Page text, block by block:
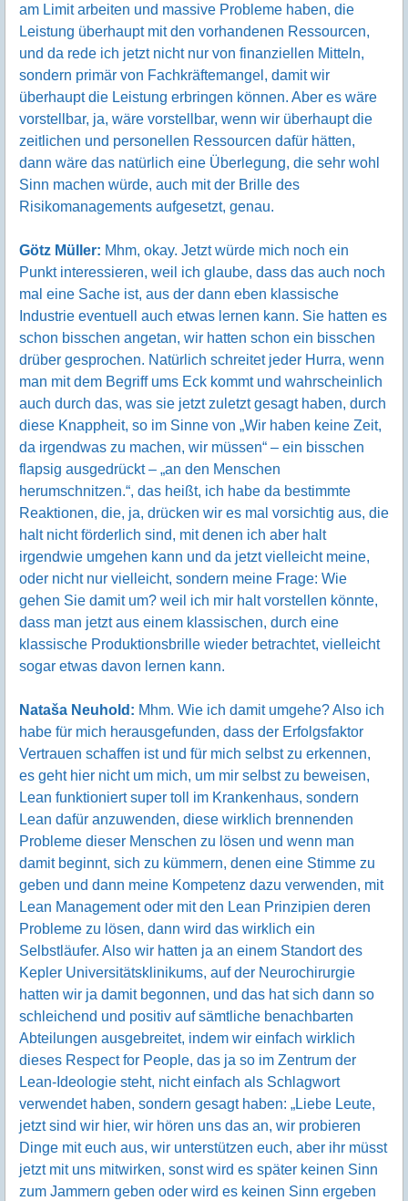
am Limit arbeiten und massive Probleme haben, die
Leistung überhaupt mit den vorhandenen Ressourcen,
und da rede ich jetzt nicht nur von finanziellen Mitteln,
sondern primär von Fachkräftemangel, damit wir
überhaupt die Leistung erbringen können. Aber es wäre
vorstellbar, ja, wäre vorstellbar, wenn wir überhaupt die
zeitlichen und personellen Ressourcen dafür hätten,
dann wäre das natürlich eine Überlegung, die sehr wohl
Sinn machen würde, auch mit der Brille des
Risikomanagements aufgesetzt, genau.
Götz Müller: Mhm, okay. Jetzt würde mich noch ein
Punkt interessieren, weil ich glaube, dass das auch noch
mal eine Sache ist, aus der dann eben klassische
Industrie eventuell auch etwas lernen kann. Sie hatten es
schon bisschen angetan, wir hatten schon ein bisschen
drüber gesprochen. Natürlich schreitet jeder Hurra, wenn
man mit dem Begriff ums Eck kommt und wahrscheinlich
auch durch das, was sie jetzt zuletzt gesagt haben, durch
diese Knappheit, so im Sinne von „Wir haben keine Zeit,
da irgendwas zu machen, wir müssen“ – ein bisschen
flapsig ausgedrückt – „an den Menschen
herumschnitzen.“, das heißt, ich habe da bestimmte
Reaktionen, die, ja, drücken wir es mal vorsichtig aus, die
halt nicht förderlich sind, mit denen ich aber halt
irgendwie umgehen kann und da jetzt vielleicht meine,
oder nicht nur vielleicht, sondern meine Frage: Wie
gehen Sie damit um? weil ich mir halt vorstellen könnte,
dass man jetzt aus einem klassischen, durch eine
klassische Produktionsbrille wieder betrachtet, vielleicht
sogar etwas davon lernen kann.
Nataša Neuhold: Mhm. Wie ich damit umgehe? Also ich
habe für mich herausgefunden, dass der Erfolgsfaktor
Vertrauen schaffen ist und für mich selbst zu erkennen,
es geht hier nicht um mich, um mir selbst zu beweisen,
Lean funktioniert super toll im Krankenhaus, sondern
Lean dafür anzuwenden, diese wirklich brennenden
Probleme dieser Menschen zu lösen und wenn man
damit beginnt, sich zu kümmern, denen eine Stimme zu
geben und dann meine Kompetenz dazu verwenden, mit
Lean Management oder mit den Lean Prinzipien deren
Probleme zu lösen, dann wird das wirklich ein
Selbstläufer. Also wir hatten ja an einem Standort des
Kepler Universitätsklinikums, auf der Neurochirurgie
hatten wir ja damit begonnen, und das hat sich dann so
schleichend und positiv auf sämtliche benachbarten
Abteilungen ausgebreitet, indem wir einfach wirklich
dieses Respect for People, das ja so im Zentrum der
Lean-Ideologie steht, nicht einfach als Schlagwort
verwendet haben, sondern gesagt haben: „Liebe Leute,
jetzt sind wir hier, wir hören uns das an, wir probieren
Dinge mit euch aus, wir unterstützen euch, aber ihr müsst
jetzt mit uns mitwirken, sonst wird es später keinen Sinn
zum Jammern geben oder wird es keinen Sinn ergeben